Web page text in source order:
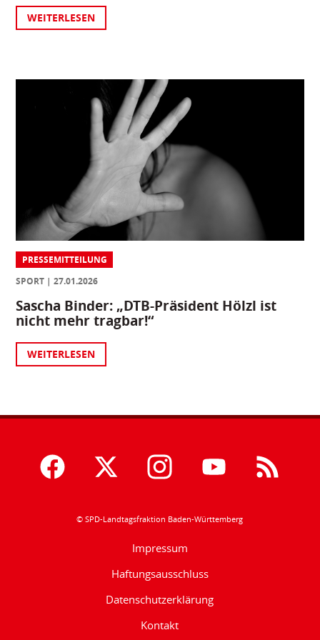
WEITERLESEN
PRESSEMITTEILUNG
SPORT
27.01.2026
Sascha Binder: „DTB-Präsident Hölzl ist
nicht mehr tragbar!“
WEITERLESEN
© SPD-Landtagsfraktion Baden-Württemberg
Impressum
Haftungsausschluss
Datenschutzerklärung
Kontakt